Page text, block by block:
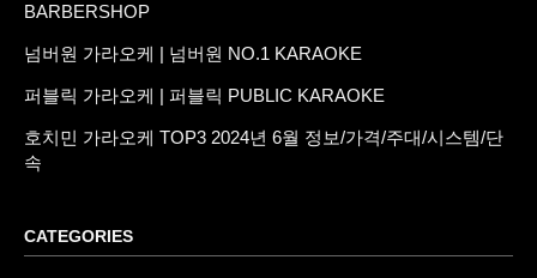
BARBERSHOP
넘버원 가라오케 | 넘버원 NO.1 KARAOKE
퍼블릭 가라오케 | 퍼블릭 PUBLIC KARAOKE
호치민 가라오케 TOP3 2024년 6월 정보/가격/주대/시스템/단
속
CATEGORIES